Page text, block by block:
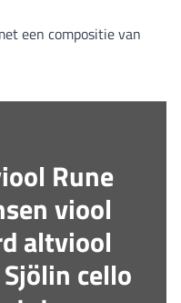
een compositie van
Rune
viool
altviool
cello